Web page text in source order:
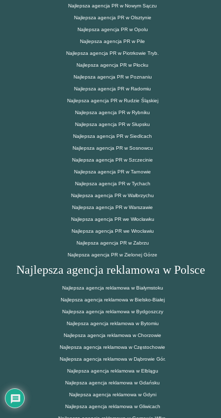
Najlepsza agencja PR w Nowym Sączu
Najlepsza agencja PR w Olsztynie
Najlepsza agencja PR w Opolu
Najlepsza agencja PR w Pile
Najlepsza agencja PR w Piotrkowie Tryb.
Najlepsza agencja PR w Płocku
Najlepsza agencja PR w Poznaniu
Najlepsza agencja PR w Radomiu
Najlepsza agencja PR w Rudzie Śląskiej
Najlepsza agencja PR w Rybniku
Najlepsza agencja PR w Słupsku
Najlepsza agencja PR w Siedlcach
Najlepsza agencja PR w Sosnowcu
Najlepsza agencja PR w Szczecinie
Najlepsza agencja PR w Tarnowie
Najlepsza agencja PR w Tychach
Najlepsza agencja PR w Wałbrzychu
Najlepsza agencja PR w Warszawie
Najlepsza agencja PR we Włocławku
Najlepsza agencja PR we Wrocławiu
Najlepsza agencja PR w Zabrzu
Najlepsza agencja PR w Zielonej Górze
Najlepsza agencja reklamowa w Polsce
Najlepsza agencja reklamowa w Białymstoku
Najlepsza agencja reklamowa w Bielsko-Białej
Najlepsza agencja reklamowa w Bydgoszczy
Najlepsza agencja reklamowa w Bytomiu
Najlepsza agencja reklamowa w Chorzowie
Najlepsza agencja reklamowa w Częstochowie
Najlepsza agencja reklamowa w Dąbrowie Gór.
Najlepsza agencja reklamowa w Elblągu
Najlepsza agencja reklamowa w Gdańsku
Najlepsza agencja reklamowa w Gdyni
Najlepsza agencja reklamowa w Gliwicach